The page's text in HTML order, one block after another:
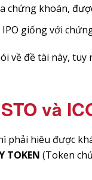
chứng khoán,
giống với
về đề tài này,
và
phải hiêu được
TOKEN (Token